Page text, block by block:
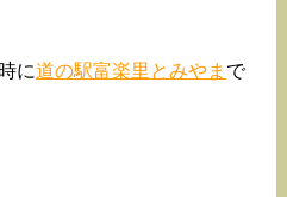
に道の駅富楽里とみやま で